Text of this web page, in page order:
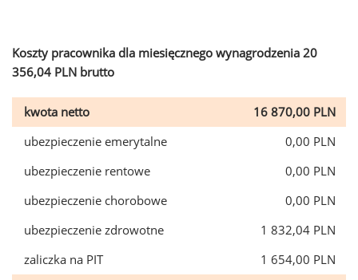
Koszty pracownika dla miesięcznego wynagrodzenia 20
356,04 PLN brutto
kwota netto
16 870,00 PLN
ubezpieczenie emerytalne
0,00 PLN
ubezpieczenie rentowe
0,00 PLN
ubezpieczenie chorobowe
0,00 PLN
ubezpieczenie zdrowotne
1 832,04 PLN
zaliczka na PIT
1 654,00 PLN